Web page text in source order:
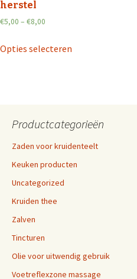
herstel
€5,00 – €8,00
Opties selecteren
Productcategorieën
Zaden voor kruidenteelt
Keuken producten
Uncategorized
Kruiden thee
Zalven
Tincturen
Olie voor uitwendig gebruik
Voetreflexzone massage